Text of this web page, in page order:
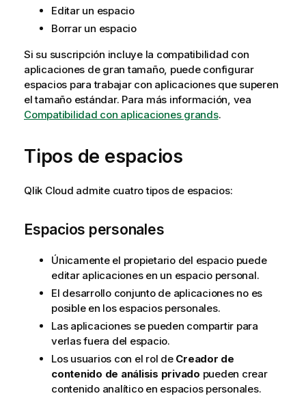
Editar un espacio
Borrar un espacio
Si su suscripción incluye la compatibilidad con
aplicaciones de gran tamaño, puede configurar
espacios para trabajar con aplicaciones que superen
el tamaño estándar. Para más información, vea
Compatibilidad con aplicaciones grands.
Tipos de espacios
Qlik Cloud admite cuatro tipos de espacios:
Espacios personales
Únicamente el propietario del espacio puede
editar aplicaciones en un espacio personal.
El desarrollo conjunto de aplicaciones no es
posible en los espacios personales.
Las aplicaciones se pueden compartir para
verlas fuera del espacio.
Los usuarios con el rol de Creador de
contenido de análisis privado pueden crear
contenido analítico en espacios personales.